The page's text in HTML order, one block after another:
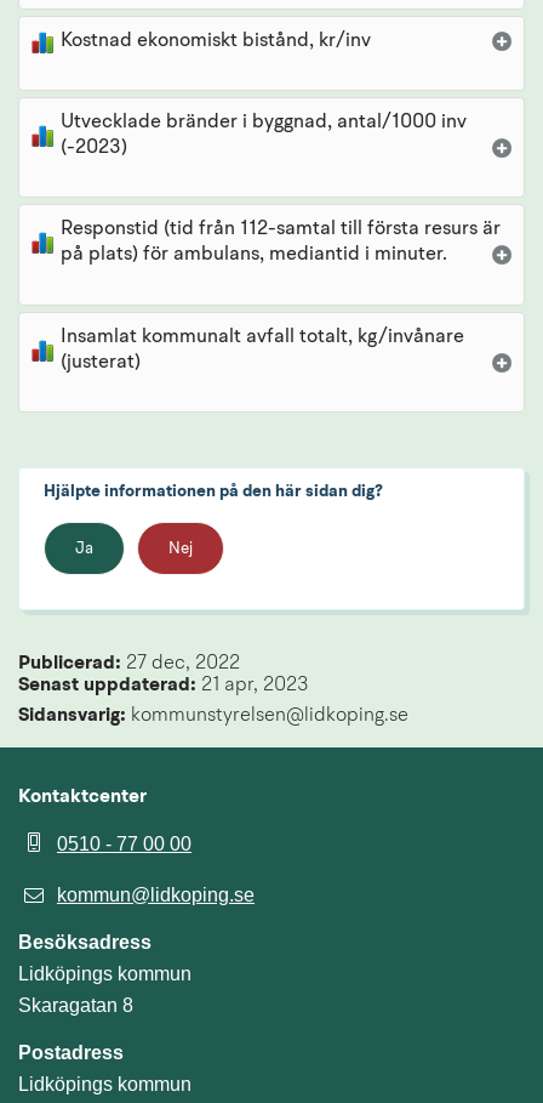
Kostnad ekonomiskt bistånd, kr/inv
Utvecklade bränder i byggnad, antal/1000 inv
(-2023)
Responstid (tid från 112-samtal till första resurs är
på plats) för ambulans, mediantid i minuter.
Insamlat kommunalt avfall totalt, kg/invånare
(justerat)
Hjälpte informationen på den här sidan dig?
Ja Nej
Publicerad: 27 dec, 2022
Senast uppdaterad: 21 apr, 2023
Sidansvarig: kommunstyrelsen@lidkoping.se
Kontaktcenter
0510 - 77 00 00
kommun@lidkoping.se
Besöksadress
Lidköpings kommun
Skaragatan 8
Postadress
Lidköpings kommun